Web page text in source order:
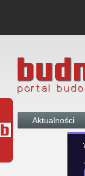
Aktualności